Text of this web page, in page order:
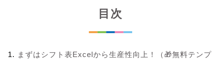
目次
まずはシフト表Excelから生産性向上！（🎁無料テンプ